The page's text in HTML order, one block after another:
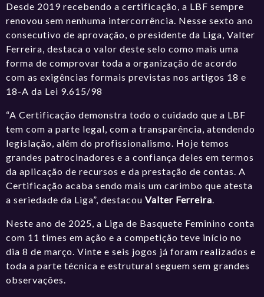
Desde 2019 recebendo a certificação, a LBF sempre
renovou sem nenhuma intercorrência. Nesse sexto ano
consecutivo de aprovação, o presidente da Liga, Valter
Ferreira, destaca o valor deste selo como mais uma
forma de comprovar toda a organização de acordo
com as exigências formais previstas nos artigos 18 e
18-A da Lei 9.615/98
“A Certificação demonstra todo o cuidado que a LBF
tem com a parte legal, com a transparência, atendendo
legislação, além do profissionalismo. Hoje temos
grandes patrocinadores e a confiança deles em termos
da aplicação de recursos e da prestação de contas. A
Certificação acaba sendo mais um carimbo que atesta
a seriedade da Liga”, destacouValter Ferreira.
Neste ano de 2025, a Liga de Basquete Feminino conta
com 11 times em ação e a competição teve início no
dia 8 de março. Vinte e seis jogos já foram realizados e
toda a parte técnica e estrutural seguem sem grandes
observações.